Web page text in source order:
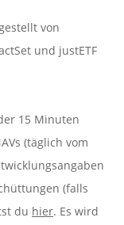
von
und justETF
15 Minuten
(täglich vom
(falls
du hier. Es wird